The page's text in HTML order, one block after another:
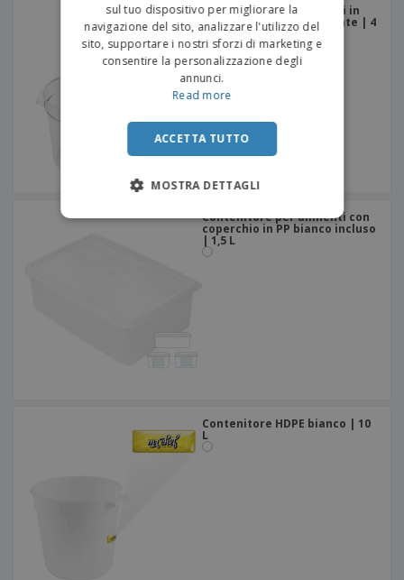
Contenitore per alimenti in
policarbonato trasparente | 4
L
Contenitore per alimenti con
coperchio in PP bianco incluso
| 1,5 L
Contenitore HDPE bianco | 10
L
sul tuo dispositivo per migliorare la
navigazione del sito, analizzare l'utilizzo del
sito, supportare i nostri sforzi di marketing e
consentire la personalizzazione degli
annunci.
Read more
ACCETTA TUTTO
MOSTRA DETTAGLI